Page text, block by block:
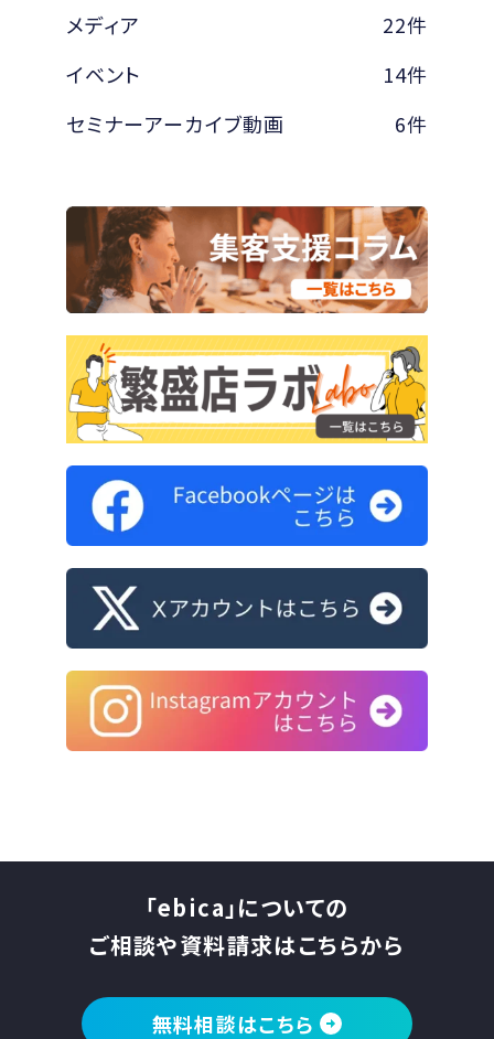
メディア
22件
イベント
14件
セミナーアーカイブ動画
6件
「ebica」についての
ご相談や資料請求はこちらから
無料相談はこちら